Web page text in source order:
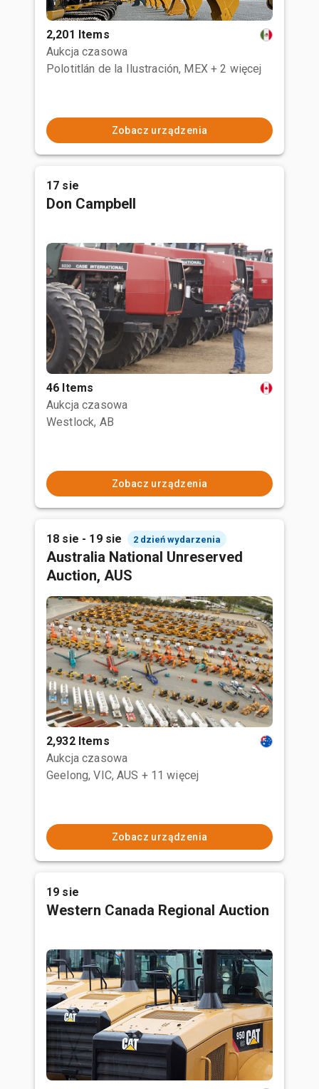
2,201 Items
Aukcja czasowa
Polotitlán de la Ilustración, MEX + 2 więcej
Zobacz urządzenia
17 sie
Don Campbell
46 Items
Aukcja czasowa
Westlock, AB
Zobacz urządzenia
18 sie - 19 sie 2 dzień wydarzenia
Australia National Unreserved
Auction, AUS
2,932 Items
Aukcja czasowa
Geelong, VIC, AUS + 11 więcej
Zobacz urządzenia
19 sie
Western Canada Regional Auction